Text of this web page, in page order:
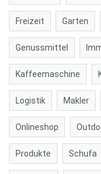
Freizeit Garten
Genussmittel
Kaffeemaschine
Logistik Makler
Onlineshop
Produkte Schufa